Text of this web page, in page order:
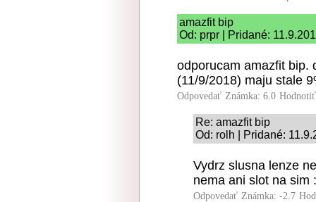
amazfit bip
Od: prpr | Pridané:
odporucam amazfit bip.
(11/9/2018) maju stale
Odpovedať Známka: 6.0
Re: amazfit bip
Od: rolh | Pridané:
Vydrz slusna lenze
nema ani slot na sim
Odpovedať Známka: -2.7